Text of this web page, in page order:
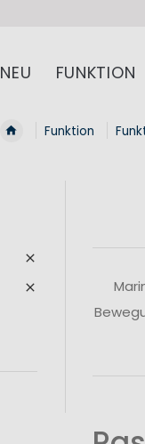
NEU FUNKTION
Funktion